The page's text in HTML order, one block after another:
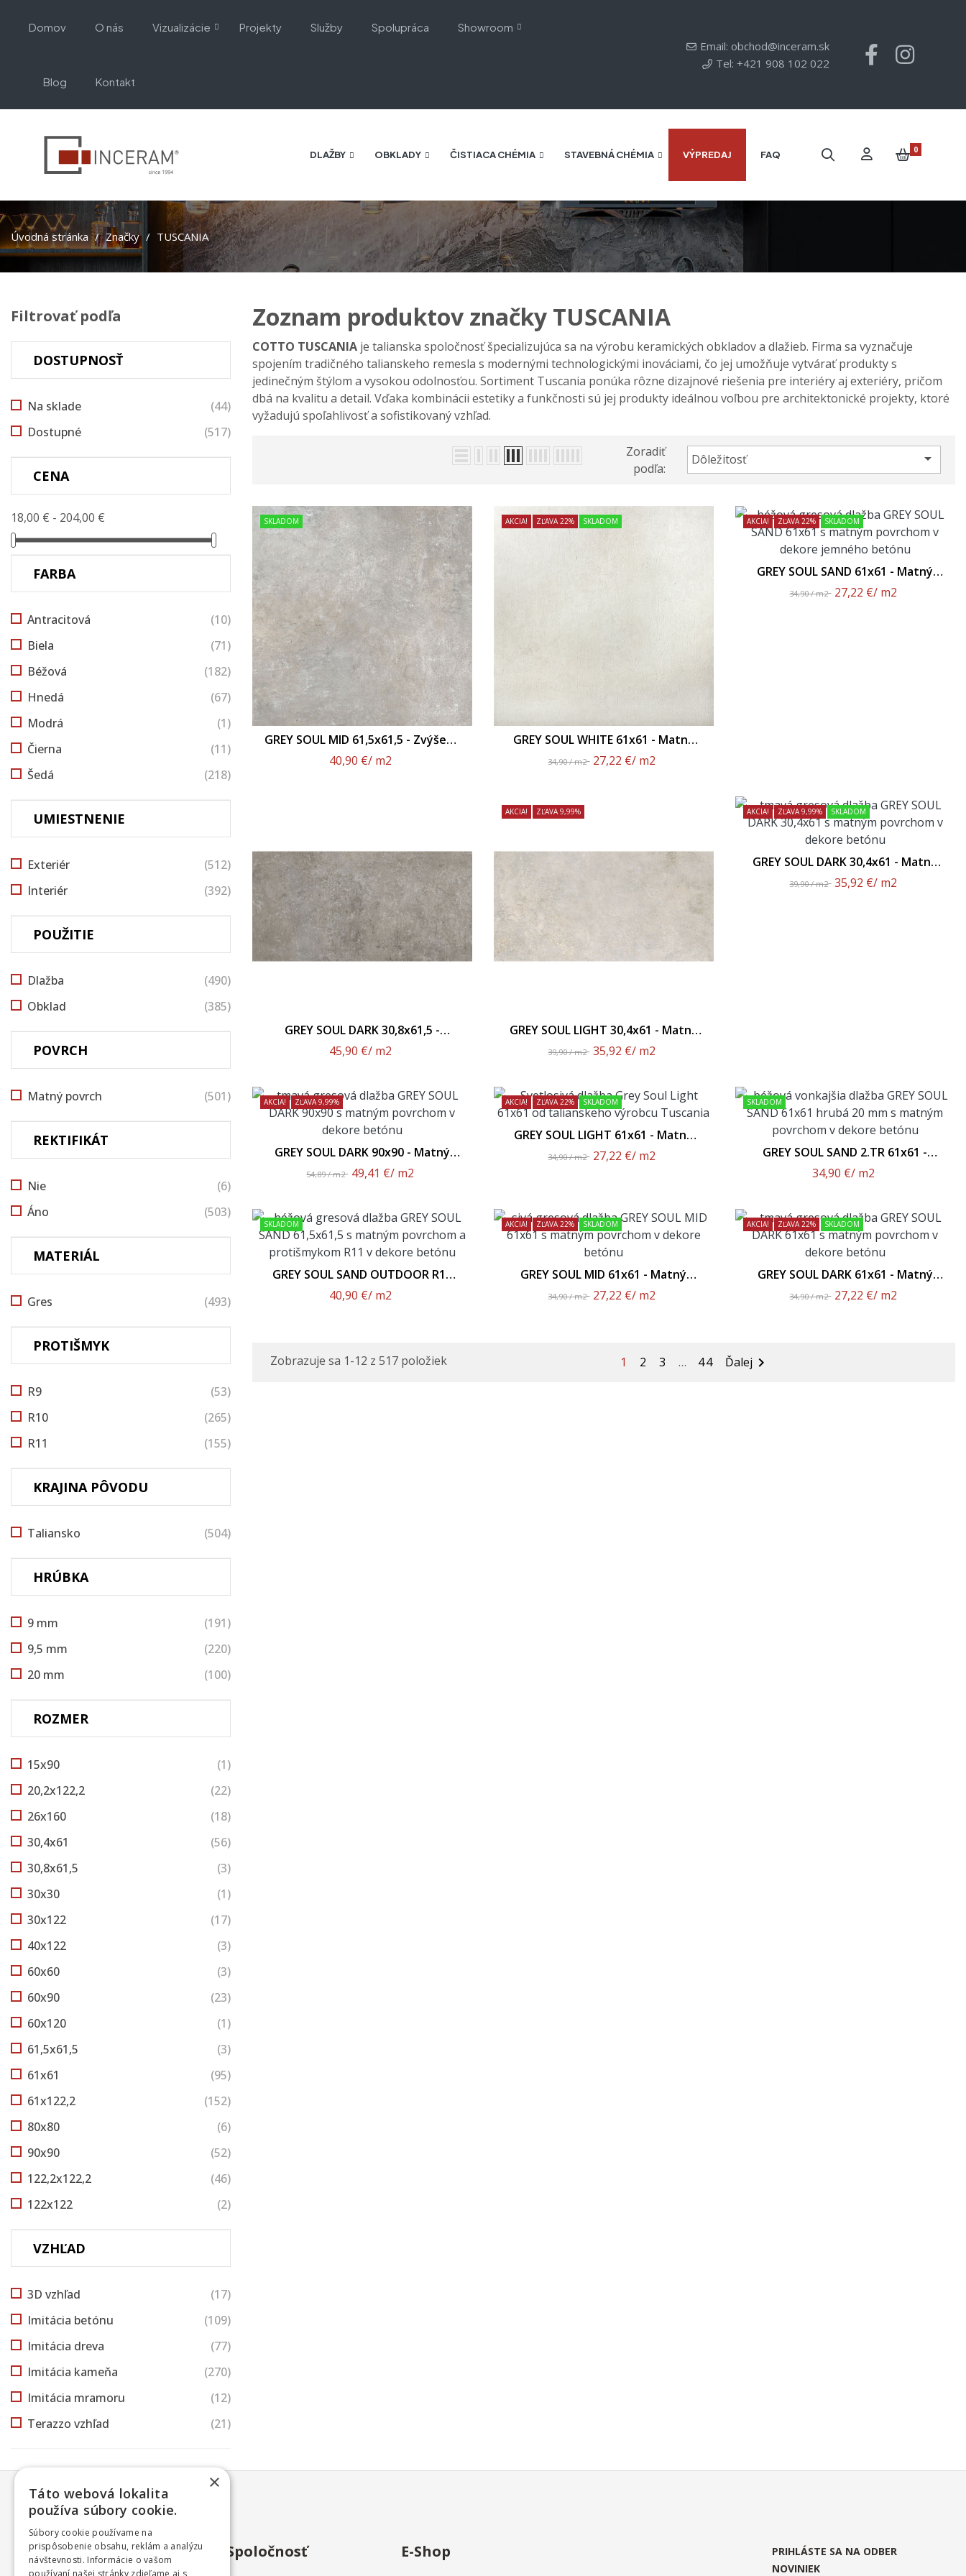
Domov O nás Vizualizácie Projekty Služby Spolupráca Showroom
Blog Kontakt
Email: obchod@inceram.sk
Tel: +421 908 102 022
DLAŽBY OBKLADY ČISTIACA CHÉMIA STAVEBNÁ CHÉMIA VÝPREDAJ FAQ 0
Úvodná stránka Značky TUSCANIA
Filtrovať podľa
DOSTUPNOSŤ
Na sklade
(44)
Dostupné
(517)
CENA
18,00 € - 204,00 €
FARBA
Antracitová
(10)
Biela
(71)
Béžová
(182)
Hnedá
(67)
Modrá
(1)
Čierna
(11)
Šedá
(218)
UMIESTNENIE
Exteriér
(512)
Interiér
(392)
POUŽITIE
Dlažba
(490)
Obklad
(385)
POVRCH
Matný povrch (501)
REKTIFIKÁT
Nie
(6)
Áno
(503)
MATERIÁL
Gres (493)
PROTIŠMYK
R9
(53)
R10
(265)
R11
(155)
KRAJINA PÔVODU
Taliansko (504)
HRÚBKA
9 mm
(191)
9,5 mm
(220)
20 mm
(100)
ROZMER
15x90
(1)
20,2x122,2
(22)
26x160
(18)
30,4x61
(56)
30,8x61,5
(3)
30x30
(1)
30x122
(17)
40x122
(3)
60x60
(3)
60x90
(23)
60x120
(1)
61,5x61,5
(3)
61x61
(95)
61x122,2
(152)
80x80
(6)
90x90
(52)
122,2x122,2
(46)
122x122
(2)
VZHĽAD
3D vzhľad
(17)
Imitácia betónu
(109)
Imitácia dreva
(77)
Imitácia kameňa
(270)
Imitácia mramoru
(12)
Terazzo vzhľad
(21)
Zoznam produktov značky TUSCANIA
COTTO TUSCANIA je talianska spoločnosť špecializujúca sa na výrobu keramických obkladov a dlažieb. Firma sa vyznačuje
spojením tradičného talianskeho remesla s modernými technologickými inováciami, čo jej umožňuje vytvárať produkty s
jedinečným štýlom a vysokou odolnosťou. Sortiment Tuscania ponúka rôzne dizajnové riešenia pre interiéry aj exteriéry, pričom
dbá na kvalitu a detail. Vďaka kombinácii estetiky a funkčnosti sú jej produkty ideálnou voľbou pre architektonické projekty, ktoré
vyžadujú spoľahlivosť a sofistikovaný vzhľad.
Zoradiť
podľa:
Dôležitosť 
SKLADOM
GREY SOUL MID 61,5x61,5 - Zvýšený
Protišmyk R11
40,90 €/ m2
AKCIA! ZĽAVA 22% SKLADOM
GREY SOUL WHITE 61x61 - Matný
Povrch
34,90 / m2 27,22 €/ m2
AKCIA! ZĽAVA 22% SKLADOM
GREY SOUL SAND 61x61 - Matný
Povrch
34,90 / m2 27,22 €/ m2
GREY SOUL DARK 30,8x61,5 -
Zvýšený Protišmyk R11
45,90 €/ m2
AKCIA! ZĽAVA 9,99%
GREY SOUL LIGHT 30,4x61 - Matný
Povrch
39,90 / m2 35,92 €/ m2
AKCIA! ZĽAVA 9,99% SKLADOM
GREY SOUL DARK 30,4x61 - Matný
Povrch
39,90 / m2 35,92 €/ m2
AKCIA! ZĽAVA 9,99%
GREY SOUL DARK 90x90 - Matný
Povrch
54,89 / m2 49,41 €/ m2
AKCIA! ZĽAVA 22% SKLADOM
GREY SOUL LIGHT 61x61 - Matný
Povrch
34,90 / m2 27,22 €/ m2
SKLADOM
GREY SOUL SAND 2.TR 61x61 -
20MM Dlažba
34,90 €/ m2
SKLADOM
GREY SOUL SAND OUTDOOR R11
61x61 - Zvýšený Protišmyk R11
40,90 €/ m2
AKCIA! ZĽAVA 22% SKLADOM
GREY SOUL MID 61x61 - Matný
Povrch
34,90 / m2 27,22 €/ m2
AKCIA! ZĽAVA 22% SKLADOM
GREY SOUL DARK 61x61 - Matný
Povrch
34,90 / m2 27,22 €/ m2
Zobrazuje sa 1-12 z 517 položiek 1 2 3 … 44 Ďalej 
Spoločnosť E-Shop
PRIHLÁSTE SA NA ODBER
NOVINIEK
×
Táto webová lokalita
používa súbory cookie.
Súbory cookie používame na
prispôsobenie obsahu, reklám a analýzu
návštevnosti. Informácie o vašom
používaní našej stránky zdieľame aj s